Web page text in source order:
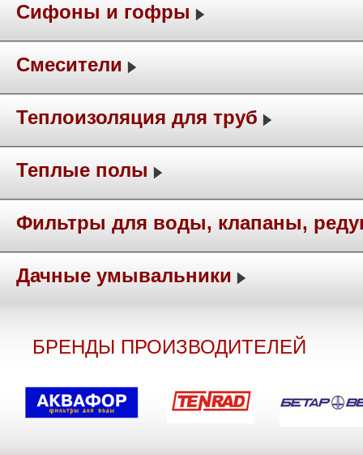
Сифоны и гофры
Смесители
Теплоизоляция для труб
Теплые полы
Фильтры для воды, клапаны,
Дачные умывальники
БРЕНДЫ ПРОИЗВОДИТЕЛЕЙ